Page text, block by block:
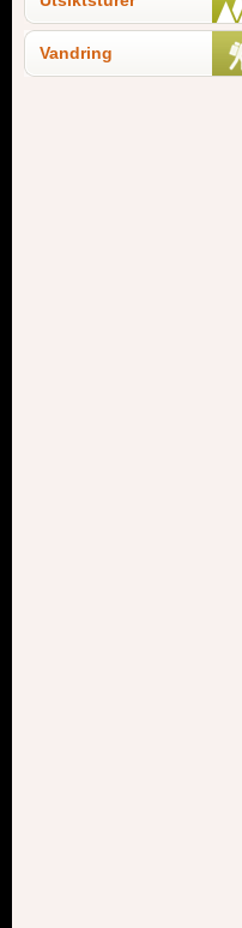
Vandring